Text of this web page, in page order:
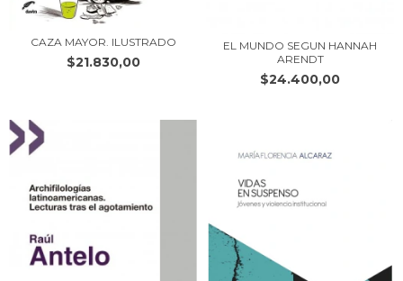
CAZA MAYOR. ILUSTRADO
$21.830,00
EL MUNDO SEGUN HANNAH
ARENDT
$24.400,00